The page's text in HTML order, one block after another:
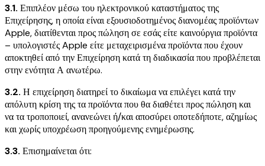
3.1. Επιπλέον μέσω του ηλεκτρονικού καταστήματος της
Επιχείρησης, η οποία είναι εξουσιοδοτημένος διανομέας προϊόντων
Apple, διατίθενται προς πώληση σε εσάς είτε καινούργια προϊόντα
– υπολογιστές Apple είτε μεταχειρισμένα προϊόντα που έχουν
αποκτηθεί από την Επιχείρηση κατά τη διαδικασία που προβλέπεται
στην ενότητα Α ανωτέρω.
3.2. Η επιχείρηση διατηρεί το δικαίωμα να επιλέγει κατά την
απόλυτη κρίση της τα προϊόντα που θα διαθέτει προς πώληση και
να τα τροποποιεί, ανανεώνει ή/και αποσύρει οποτεδήποτε, αζημίως
και χωρίς υποχρέωση προηγούμενης ενημέρωσης.
3.3. Επισημαίνεται ότι: